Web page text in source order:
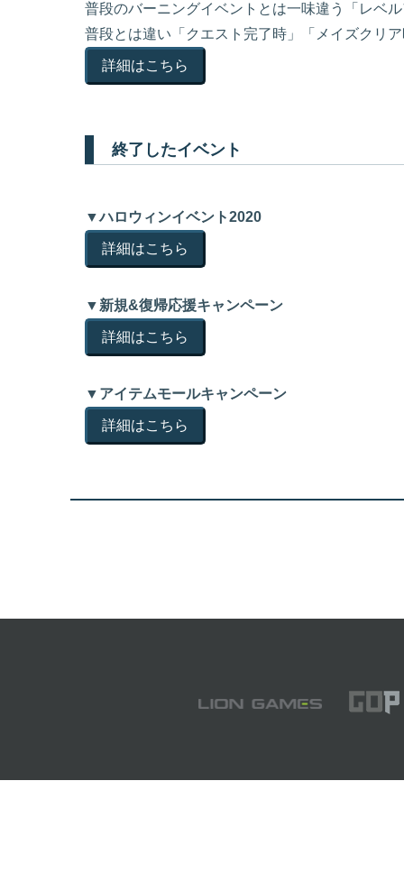
普段のバーニングイベントとは一味違う「レベ
普段とは違い「クエスト完了時」「メイズクリ
詳細はこちら
終了したイベント
▼ハロウィンイベント2020
詳細はこちら
▼新規&復帰応援キャンペーン
詳細はこちら
▼アイテムモールキャンペーン
詳細はこちら